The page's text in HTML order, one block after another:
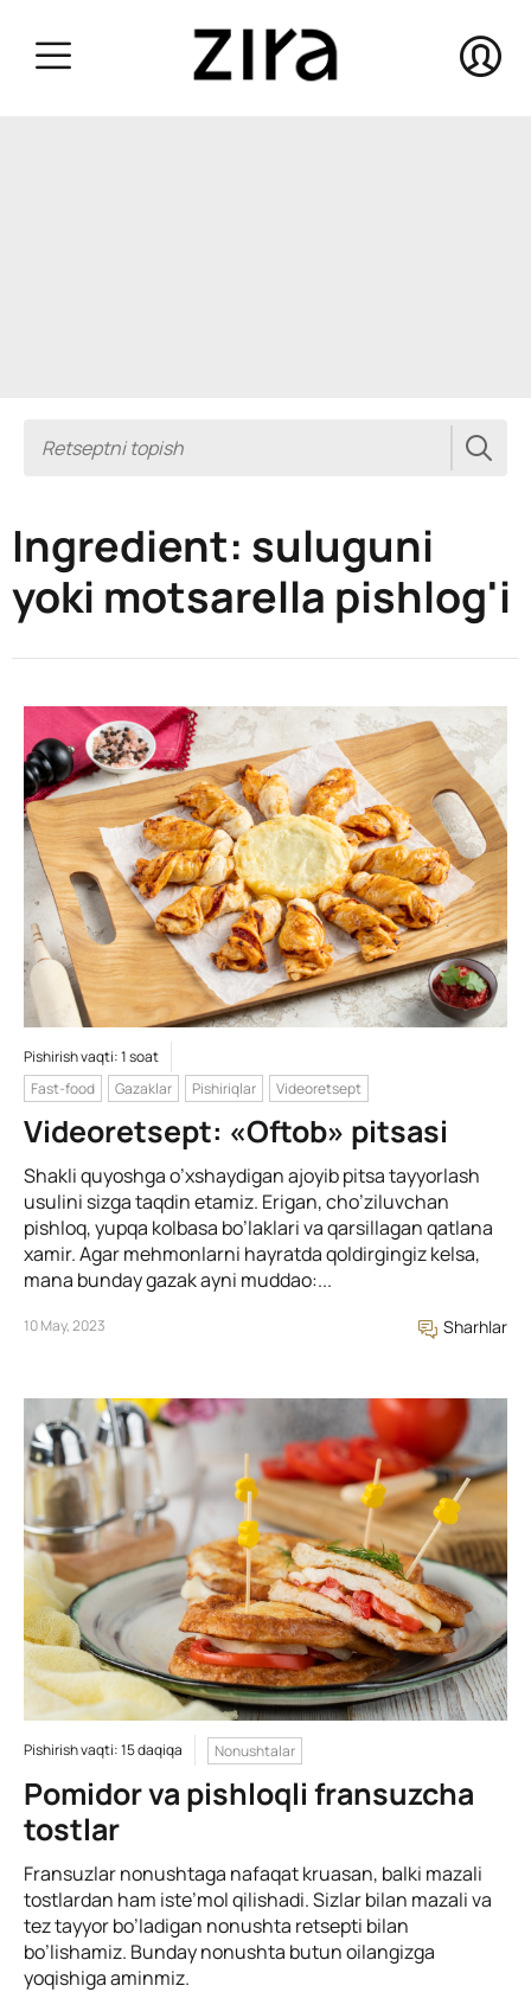
Ingredient: suluguni
yoki motsarella pishlog'i
Pishirish vaqti: 1 soat
Fast-food
Gazaklar Pishiriqlar Videoretsept
Videoretsept: «Oftob» pitsasi
Shakli quyoshga o’xshaydigan ajoyib pitsa tayyorlash
usulini sizga taqdin etamiz. Erigan, cho’ziluvchan
pishloq, yupqa kolbasa bo’laklari va qarsillagan qatlana
xamir. Agar mehmonlarni hayratda qoldirgingiz kelsa,
mana bunday gazak ayni muddao:...
10 May, 2023 Sharhlar
Pishirish vaqti: 15 daqiqa Nonushtalar
Pomidor va pishloqli fransuzcha
tostlar
Fransuzlar nonushtaga nafaqat kruasan, balki mazali
tostlardan ham iste’mol qilishadi. Sizlar bilan mazali va
tez tayyor bo’ladigan nonushta retsepti bilan
bo’lishamiz. Bunday nonushta butun oilangizga
yoqishiga aminmiz.